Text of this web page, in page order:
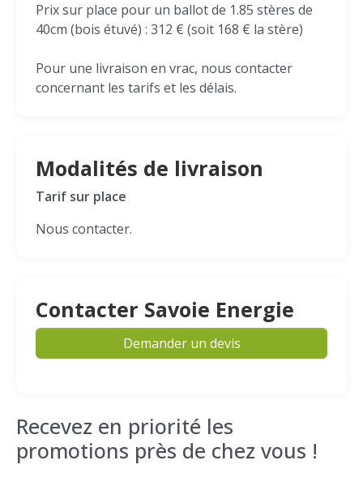
Prix sur place pour un ballot de 1.85 stères de
40cm (bois étuvé) : 312 € (soit 168 € la stère)
Pour une livraison en vrac, nous contacter
concernant les tarifs et les délais.
Modalités de livraison
Tarif sur place
Nous contacter.
Contacter Savoie Energie
Demander un devis
Recevez en priorité les
promotions près de chez vous !